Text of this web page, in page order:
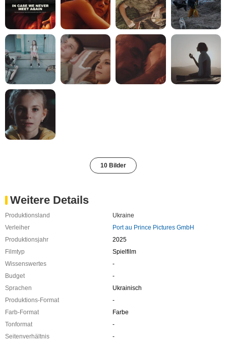
10 Bilder
Weitere Details
Produktionsland
Ukraine
Verleiher
Port au Prince Pictures GmbH
Produktionsjahr
2025
Filmtyp
Spielfilm
Wissenswertes
-
Budget
-
Sprachen
Ukrainisch
Produktions-Format
-
Farb-Format
Farbe
Tonformat
-
Seitenverhältnis
-